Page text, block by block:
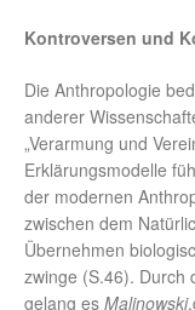
Kontroversen und
Die Anthropologie
anderer
„Verarmung und
Erklärungsmodelle
der modernen
zwischen dem
Übernehmen
zwinge (S.46). Durch
gelang es Malinowski